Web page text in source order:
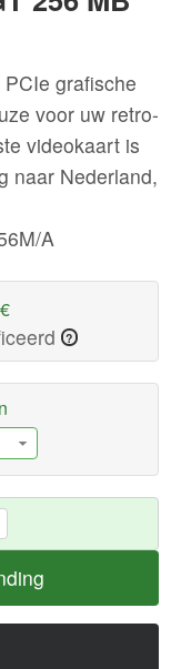
grafische
voor uw retro-
videokaart is
naar Nederland,
A
€
?